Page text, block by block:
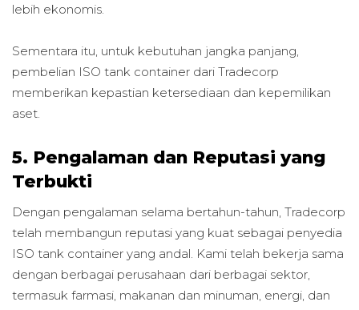
lebih ekonomis.
Sementara itu, untuk kebutuhan jangka panjang,
pembelian ISO tank container dari Tradecorp
memberikan kepastian ketersediaan dan kepemilikan
aset.
5. Pengalaman dan Reputasi yang
Terbukti
Dengan pengalaman selama bertahun-tahun, Tradecorp
telah membangun reputasi yang kuat sebagai penyedia
ISO tank container yang andal. Kami telah bekerja sama
dengan berbagai perusahaan dari berbagai sektor,
termasuk farmasi, makanan dan minuman, energi, dan